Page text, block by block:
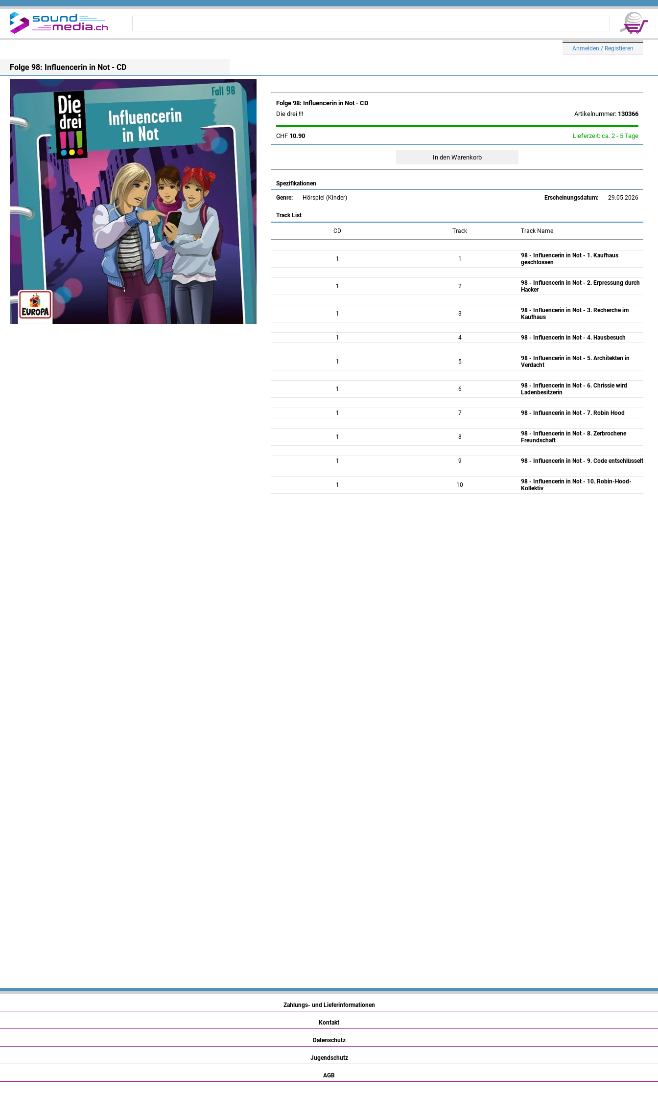
Anmelden / Registieren
Folge 98: Influencerin in Not - CD
Folge 98: Influencerin in Not - CD
Die drei !!!
Artikelnummer: 130366
CHF 10.90 Lieferzeit: ca. 2 - 5 Tage
Spezifikationen
Genre: Hörspiel (Kinder) Erscheinungsdatum: 29.05.2026
Track List
CD Track Track Name
1 1
98 - Influencerin in Not - 1. Kaufhaus
geschlossen
1 2
98 - Influencerin in Not - 2. Erpressung durch
Hacker
1 3
98 - Influencerin in Not - 3. Recherche im
Kaufhaus
1 4 98 - Influencerin in Not - 4. Hausbesuch
1 5
98 - Influencerin in Not - 5. Architekten in
Verdacht
1 6
98 - Influencerin in Not - 6. Chrissie wird
Ladenbesitzerin
1 7 98 - Influencerin in Not - 7. Robin Hood
1 8
98 - Influencerin in Not - 8. Zerbrochene
Freundschaft
1 9 98 - Influencerin in Not - 9. Code entschlüsselt
1 10
98 - Influencerin in Not - 10. Robin-Hood-
Kollektiv
Zahlungs- und Lieferinformationen
Kontakt
Datenschutz
Jugendschutz
AGB